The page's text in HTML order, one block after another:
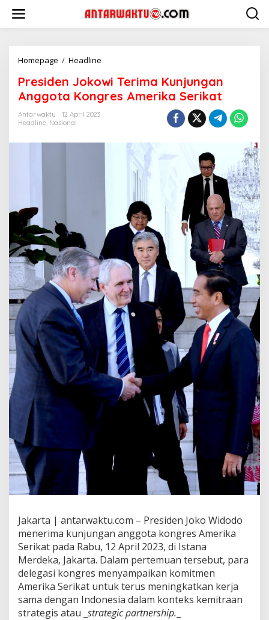
konten
Homepage / Headline
Terima
Kunjungan
Anggota
Presiden Jokowi Terima Kunjungan
Anggota Kongres Amerika Serikat
Antarwaktu
12 April 2023
Headline, Nasional
Jakarta | antarwaktu.com – Presiden Joko Widodo
menerima kunjungan anggota kongres Amerika
Serikat pada Rabu, 12 April 2023, di Istana
Merdeka, Jakarta. Dalam pertemuan tersebut, para
delegasi kongres menyampaikan komitmen
Amerika Serikat untuk terus meningkatkan kerja
sama dengan Indonesia dalam konteks kemitraan
strategis atau _ strategic partnership.